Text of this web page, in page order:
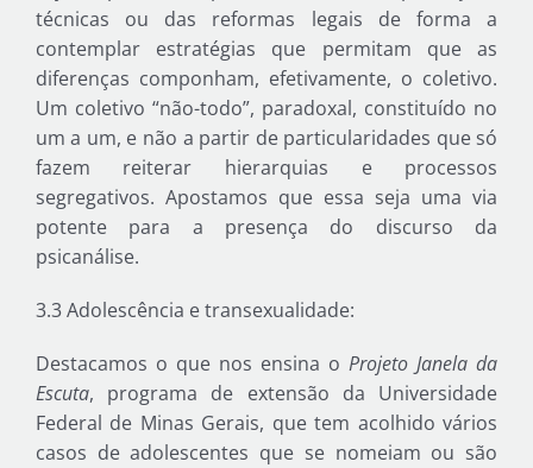
técnicas ou das reformas legais de forma a
contemplar estratégias que permitam que as
diferenças componham, efetivamente, o coletivo.
Um coletivo “não-todo”, paradoxal, constituído no
um a um, e não a partir de particularidades que só
fazem reiterar hierarquias e processos
segregativos. Apostamos que essa seja uma via
potente para a presença do discurso da
psicanálise.
3.3 Adolescência e transexualidade:
Destacamos o que nos ensina oProjeto Janela da
Escuta, programa de extensão da Universidade
Federal de Minas Gerais, que tem acolhido vários
casos de adolescentes que se nomeiam ou são